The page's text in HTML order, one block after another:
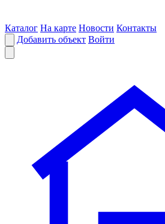
Каталог На карте Новости Контакты
Добавить объект Войти